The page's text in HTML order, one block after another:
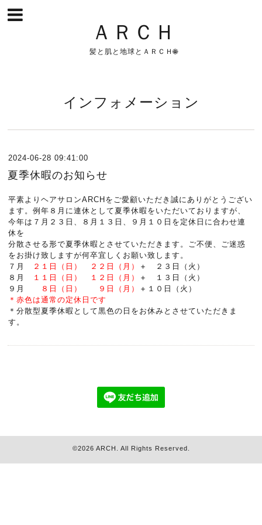
ＡＲＣＨ
髪と肌と地球とＡＲＣＨ🌐
インフォメーション
2024-06-28 09:41:00
夏季休暇のお知らせ
平素よりヘアサロンARCHをご愛顧いただき誠にありがとうござい
ます。例年８月に連休として夏季休暇をいただいておりますが、
今年は７月２３日、８月１３日、９月１０日を定休日に合わせ連
休を
分散させる形で夏季休暇とさせていただきます。ご不便、ご迷惑
をお掛け致しますが何卒宜しくお願い致します。
７月
２１日（日） ２２日（月） ＋
２３日（火）
８月
１１日（日） １２日（月） ＋
１３日（火）
９月
８日（日） ９日（月） ＋ １０日（火）
＊赤色は通常の定休日です
＊分散型夏季休暇として黒色の日をお休みとさせていただきま
す。
©2026 ARCH . All Rights Reserved.